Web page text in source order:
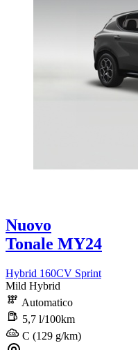
Nuovo
Tonale MY24
Hybrid 160CV Sprint
Mild Hybrid
Automatico
5,7 l/100km
C (129 g/km)